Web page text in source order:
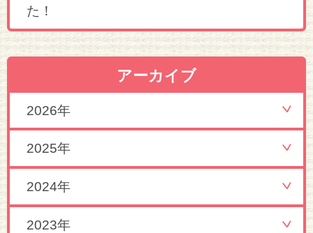
た！
アーカイブ
2026年
2025年
2024年
2023年